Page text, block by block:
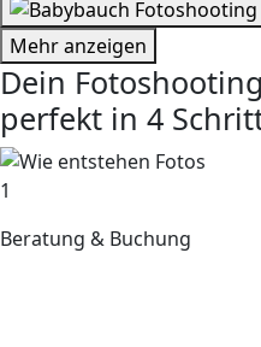
Mehr anzeigen
Dein
perfekt in 4
1
Beratung & Buchung